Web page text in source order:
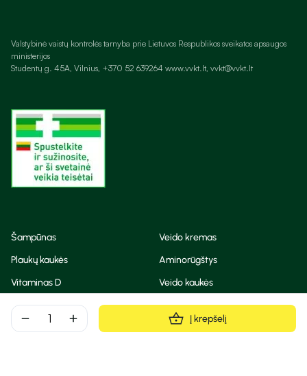
remove add Į krepšelį
Valstybinė vaistų kontrolės tarnyba prie Lietuvos Respublikos sveikatos apsaugos
ministerijos
Studentų g. 45A, Vilnius, +370 52 639264 www.vvkt.lt, vvkt@vvkt.lt
Šampūnas
Veido kremas
Plaukų kaukės
Aminorūgštys
Vitaminas D
Veido kaukės
Korėjietiška kosmetika
Eteriniai aliejai
Dezodorantas
BB ir CC kremas